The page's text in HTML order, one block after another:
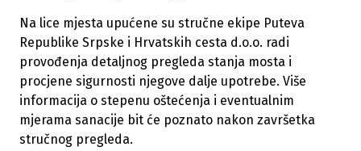
Na lice mjesta upućene su stručne ekipe Puteva
Republike Srpske i Hrvatskih cesta d.o.o. radi
provođenja detaljnog pregleda stanja mosta i
procjene sigurnosti njegove dalje upotrebe. Više
informacija o stepenu oštećenja i eventualnim
mjerama sanacije bit će poznato nakon završetka
stručnog pregleda.